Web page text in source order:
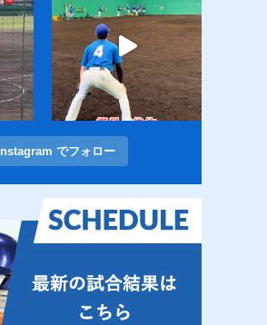
Instagram でフォロー